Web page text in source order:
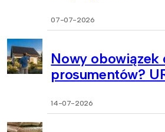
07-07-2026
Nowy obowiązek
prosumentów?
14-07-2026